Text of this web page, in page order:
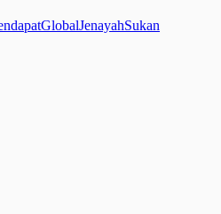
GlobalJenayahSukan